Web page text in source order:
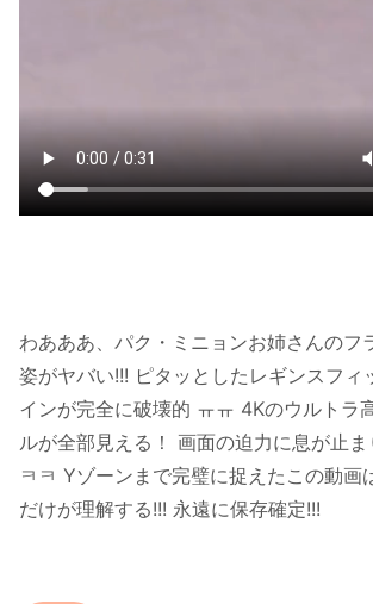
わあああ、パク・ミニョンお姉さんのフ
姿がヤバい!!! ピタッとしたレギンスフィ
インが完全に破壊的 ㅠㅠ 4Kのウルトラ
ルが全部見える！ 画面の迫力に息が止
ㅋㅋ Yゾーンまで完璧に捉えたこの動画
だけが理解する!!! 永遠に保存確定!!!